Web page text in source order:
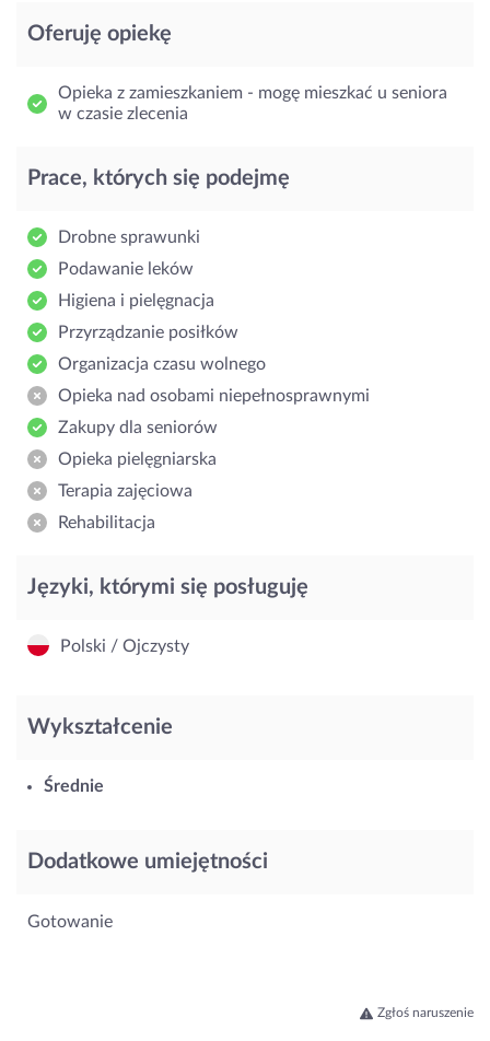
Oferuję opiekę
Opieka z zamieszkaniem - mogę mieszkać u seniora
w czasie zlecenia
Prace, których się podejmę
Drobne sprawunki
Podawanie leków
Higiena i pielęgnacja
Przyrządzanie posiłków
Organizacja czasu wolnego
Opieka nad osobami niepełnosprawnymi
Zakupy dla seniorów
Opieka pielęgniarska
Terapia zajęciowa
Rehabilitacja
Języki, którymi się posługuję
Polski / Ojczysty
Wykształcenie
Średnie
Dodatkowe umiejętności
Gotowanie
Zgłoś naruszenie